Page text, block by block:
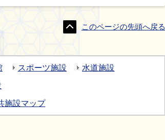
このページの先頭へ戻る
スポーツ施設 水道施設
施設マップ